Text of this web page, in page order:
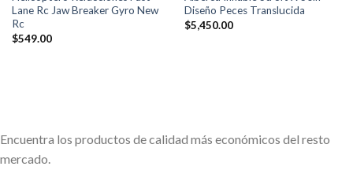
Lane Rc Jaw Breaker Gyro New
Rc
$549.00
Diseño Peces Translucida
$5,450.00
Encuentra los productos de calidad más económicos del resto
mercado.